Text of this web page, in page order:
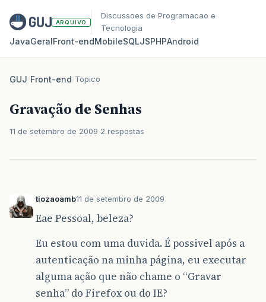
ARQUIVO
Discussoes de Programacao e
Tecnologia
JavaGeralFront‑endMobileSQLJSPHPAndroid
GUJ/Front-end/Topico
Gravação de Senhas
11 de setembro de 2009 2 respostas
tiozaoamb11 de setembro de 2009
Eae Pessoal, beleza?
Eu estou com uma duvida. É possivel após a
autenticação na minha página, eu executar
alguma ação que não chame o “Gravar
senha” do Firefox ou do IE?